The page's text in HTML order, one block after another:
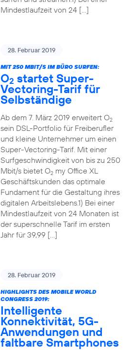
Mindestlaufzeit von 24 […]
28. Februar 2019
MIT 250 MBIT/S IM BÜRO SURFEN:
O2 startet Super-
Vectoring-Tarif für
Selbständige
Ab dem 7. März 2019 erweitert O2
sein DSL-Portfolio für Freiberufler
und kleine Unternehmer um einen
Super-Vectoring-Tarif. Mit einer
Surfgeschwindigkeit von bis zu 250
Mbit/s bietet O2my Office XL
Geschäftskunden das optimale
Fundament für die Gestaltung ihres
digitalen Arbeitslebens.1) Bei einer
Mindestlaufzeit von 24 Monaten ist
der superschnelle Tarif im ersten
Jahr für 39,99 […]
28. Februar 2019
HIGHLIGHTS DES MOBILE WORLD
CONGRESS 2019:
Intelligente
Konnektivität, 5G-
Anwendungen und
faltbare Smartphones